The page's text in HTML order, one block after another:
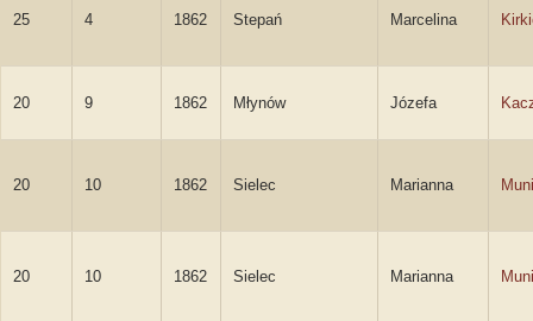
25 4 1862 Stepań Marcelina
20 9 1862 Młynów Józefa
20 10 1862 Sielec Marianna
20 10 1862 Sielec Marianna